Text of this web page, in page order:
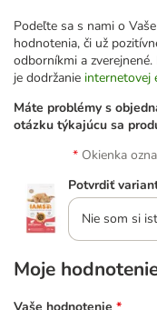
Podeľte sa s nami o
hodnotenia, či už
odborníkmi a
je dodržanie internetovej
Máte problémy s
otázku týkajúcu sa
Okienka
Potvrdiť
Nie som si
Moje